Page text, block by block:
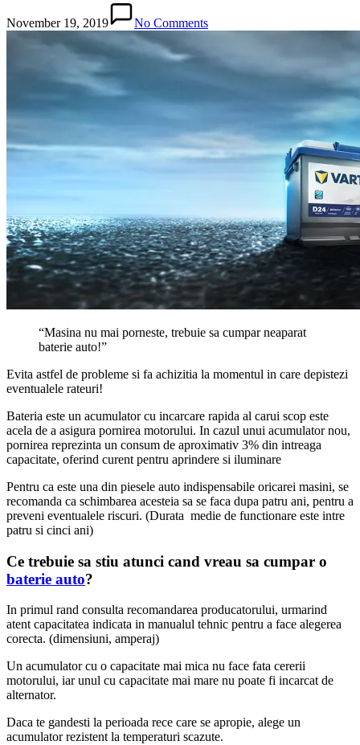
November 19, 2019 No Comments
“Masina nu mai porneste, trebuie sa cumpar neaparat
baterie auto!”
Evita astfel de probleme si fa achizitia la momentul in care depistezi
eventualele rateuri!
Bateria este un acumulator cu incarcare rapida al carui scop este
acela de a asigura pornirea motorului. In cazul unui acumulator nou,
pornirea reprezinta un consum de aproximativ 3% din intreaga
capacitate, oferind curent pentru aprindere si iluminare
Pentru ca este una din piesele auto indispensabile oricarei masini, se
recomanda ca schimbarea acesteia sa se faca dupa patru ani, pentru a
preveni eventualele riscuri. (Durata medie de functionare este intre
patru si cinci ani)
Ce trebuie sa stiu atunci cand vreau sa cumpar o
baterie auto?
In primul rand consulta recomandarea producatorului, urmarind
atent capacitatea indicata in manualul tehnic pentru a face alegerea
corecta. (dimensiuni, amperaj)
Un acumulator cu o capacitate mai mica nu face fata cererii
motorului, iar unul cu capacitate mai mare nu poate fi incarcat de
alternator.
Daca te gandesti la perioada rece care se apropie, alege un
acumulator rezistent la temperaturi scazute.